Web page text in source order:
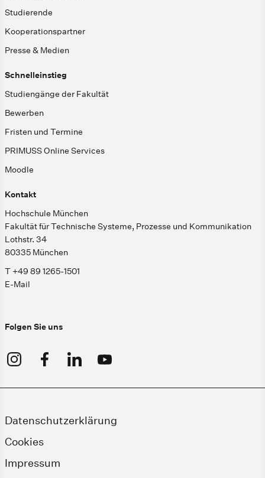
Studierende
Kooperationspartner
Presse & Medien
Schnelleinstieg
Studiengänge der Fakultät
Bewerben
Fristen und Termine
PRIMUSS Online Services
Moodle
Kontakt
Hochschule München
Fakultät für Technische Systeme, Prozesse und Kommunikation
Lothstr. 34
80335 München
T +49 89 1265-1501
E-Mail
Folgen Sie uns
Datenschutzerklärung
Cookies
Impressum